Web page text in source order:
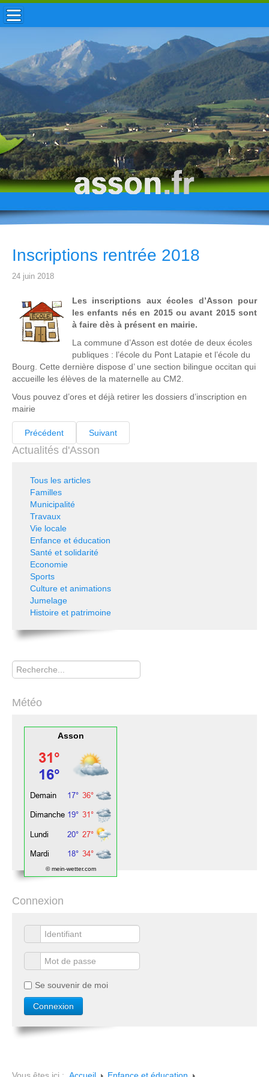
ACCUEIL / INFOS
MUNICIPALITÉ
VIE LOCALE
ENFANCE
TOURISME
HISTOIRE
Inscriptions rentrée 2018
24 juin 2018
Les inscriptions aux écoles d’Asson pour
les enfants nés en 2015 ou avant 2015 sont
à faire dès à présent en mairie.
La commune d’Asson est dotée de deux écoles
publiques : l’école du Pont Latapie et l’école du
Bourg. Cette dernière dispose d’ une section bilingue occitan qui
accueille les élèves de la maternelle au CM2.
Vous pouvez d’ores et déjà retirer les dossiers d’inscription en
mairie
Précédent Suivant
Actualités d'Asson
Tous les articles
Familles
Municipalité
Travaux
Vie locale
Enfance et éducation
Santé et solidarité
Economie
Sports
Culture et animations
Jumelage
Histoire et patrimoine
Rechercher
Météo
Asson
© mein-wetter.com
Connexion
Se souvenir de moi